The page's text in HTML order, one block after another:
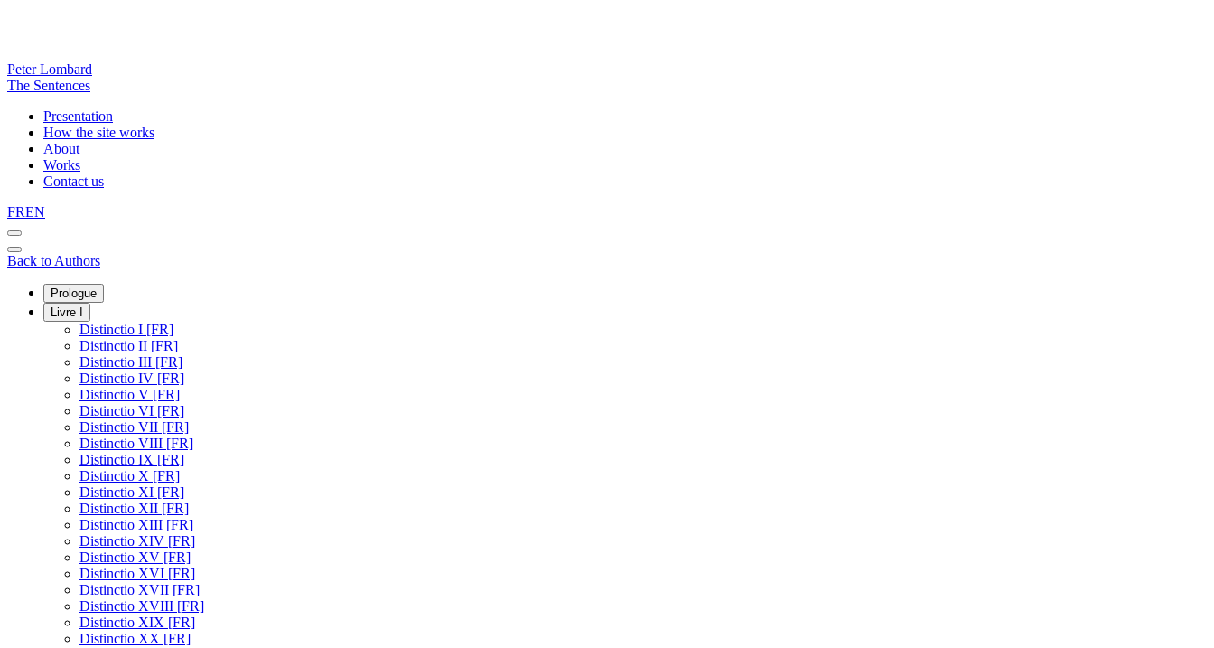
Peter Lombard
The Sentences
Presentation
How the site works
About
Works
Contact us
FREN
Back to Authors
Prologue
Livre I
Distinctio I [FR]
Distinctio II [FR]
Distinctio III [FR]
Distinctio IV [FR]
Distinctio V [FR]
Distinctio VI [FR]
Distinctio VII [FR]
Distinctio VIII [FR]
Distinctio IX [FR]
Distinctio X [FR]
Distinctio XI [FR]
Distinctio XII [FR]
Distinctio XIII [FR]
Distinctio XIV [FR]
Distinctio XV [FR]
Distinctio XVI [FR]
Distinctio XVII [FR]
Distinctio XVIII [FR]
Distinctio XIX [FR]
Distinctio XX [FR]